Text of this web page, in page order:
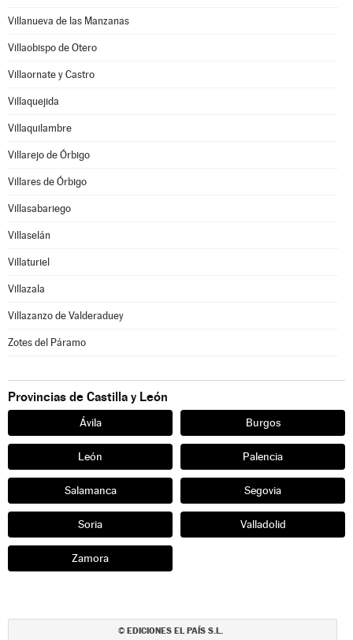
Villanueva de las Manzanas
Villaobispo de Otero
Villaornate y Castro
Villaquejida
Villaquilambre
Villarejo de Órbigo
Villares de Órbigo
Villasabariego
Villaselán
Villaturiel
Villazala
Villazanzo de Valderaduey
Zotes del Páramo
Provincias de Castilla y León
Ávila Burgos
León Palencia
Salamanca Segovia
Soria Valladolid
Zamora
© EDICIONES EL PAÍS S.L.